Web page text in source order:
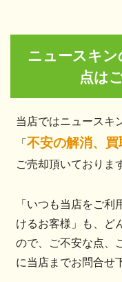
ニュースキ
点は
当店ではニュースキ
「不安の解消、
ご売却頂いており
「いつも当店をご
けるお客様」も、ど
ので、ご不安な点、
に当店までお問合せ